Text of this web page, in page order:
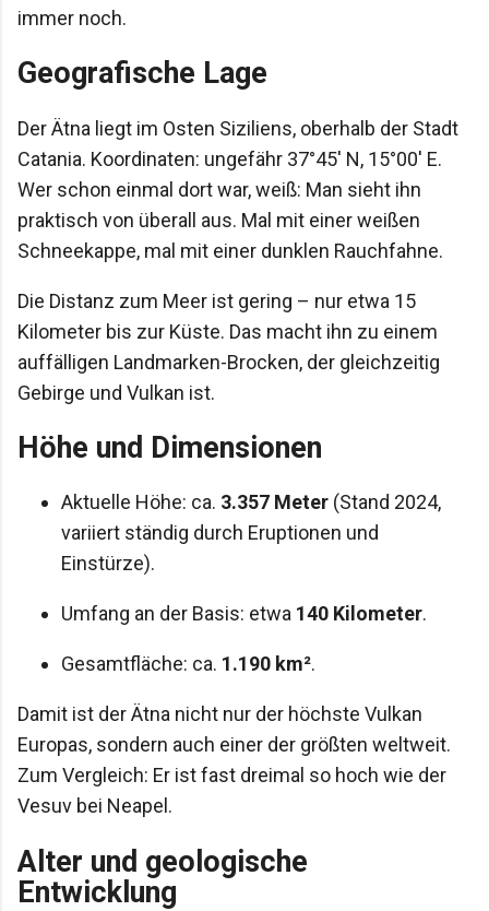
immer noch.
Geografische Lage
Der Ätna liegt im Osten Siziliens, oberhalb der Stadt
Catania. Koordinaten: ungefähr 37°45′ N, 15°00′ E.
Wer schon einmal dort war, weiß: Man sieht ihn
praktisch von überall aus. Mal mit einer weißen
Schneekappe, mal mit einer dunklen Rauchfahne.
Die Distanz zum Meer ist gering – nur etwa 15
Kilometer bis zur Küste. Das macht ihn zu einem
auffälligen Landmarken-Brocken, der gleichzeitig
Gebirge und Vulkan ist.
Höhe und Dimensionen
Aktuelle Höhe: ca. 3.357 Meter (Stand 2024,
variiert ständig durch Eruptionen und
Einstürze).
Umfang an der Basis: etwa 140 Kilometer.
Gesamtfläche: ca. 1.190 km².
Damit ist der Ätna nicht nur der höchste Vulkan
Europas, sondern auch einer der größten weltweit.
Zum Vergleich: Er ist fast dreimal so hoch wie der
Vesuv bei Neapel.
Alter und geologische
Entwicklung